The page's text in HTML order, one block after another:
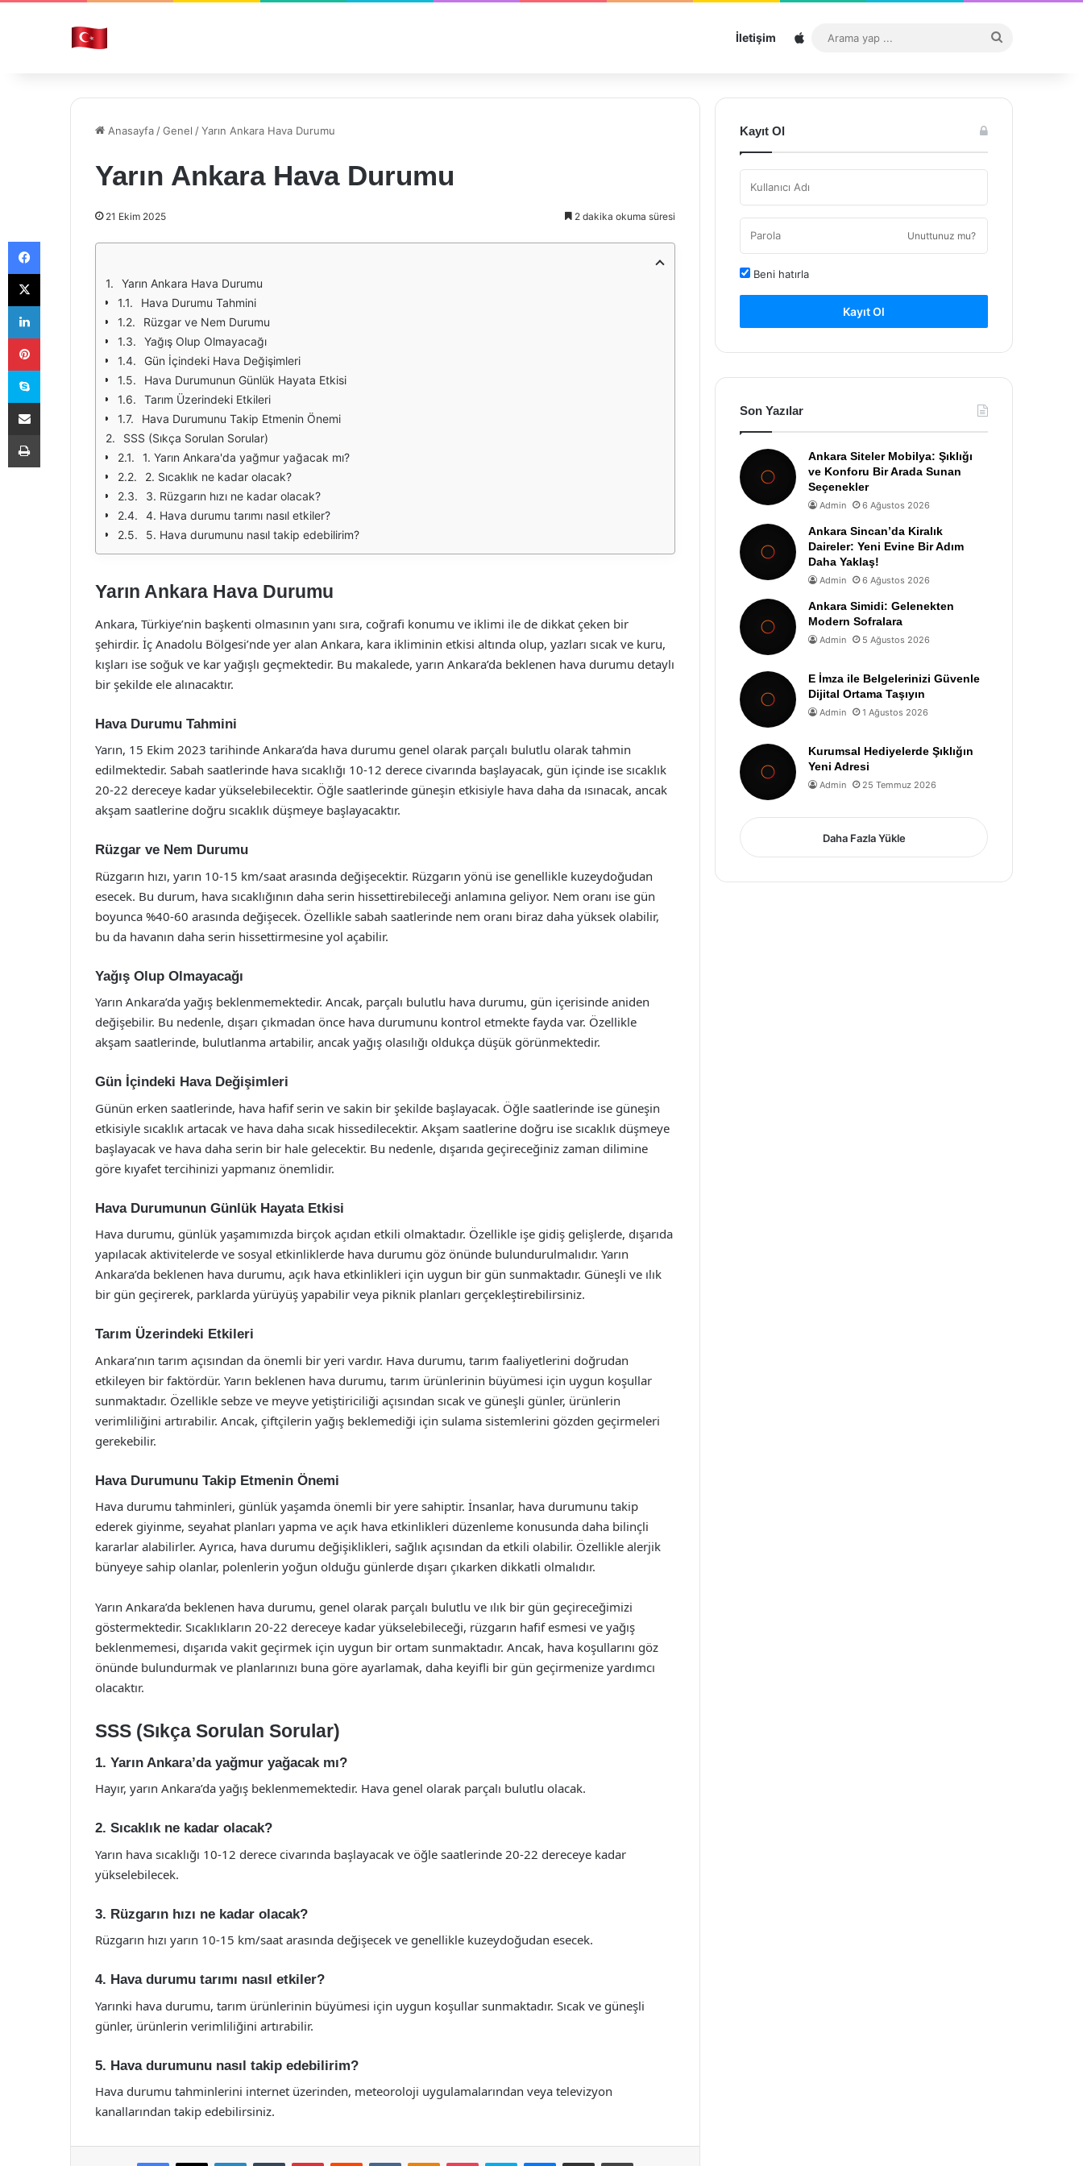
İletişim Sitemap
...
Anasayfa /Genel /Yarın Ankara Hava Durumu
Yarın Ankara Hava Durumu
21 Ekim 2025 2 dakika okuma süresi
Yarın Ankara Hava Durumu
Hava Durumu Tahmini
Rüzgar ve Nem Durumu
Yağış Olup Olmayacağı
Gün İçindeki Hava Değişimleri
Hava Durumunun Günlük Hayata Etkisi
Tarım Üzerindeki Etkileri
Hava Durumunu Takip Etmenin Önemi
SSS (Sıkça Sorulan Sorular)
1. Yarın Ankara'da yağmur yağacak mı?
2. Sıcaklık ne kadar olacak?
3. Rüzgarın hızı ne kadar olacak?
4. Hava durumu tarımı nasıl etkiler?
5. Hava durumunu nasıl takip edebilirim?
Yarın Ankara Hava Durumu
Ankara, Türkiye’nin başkenti olmasının yanı sıra, coğrafi konumu ve iklimi ile de dikkat çeken bir
şehirdir. İç Anadolu Bölgesi’nde yer alan Ankara, kara ikliminin etkisi altında olup, yazları sıcak ve kuru,
kışları ise soğuk ve kar yağışlı geçmektedir. Bu makalede, yarın Ankara’da beklenen hava durumu detaylı
bir şekilde ele alınacaktır.
Hava Durumu Tahmini
Yarın, 15 Ekim 2023 tarihinde Ankara’da hava durumu genel olarak parçalı bulutlu olarak tahmin
edilmektedir. Sabah saatlerinde hava sıcaklığı 10-12 derece civarında başlayacak, gün içinde ise sıcaklık
20-22 dereceye kadar yükselebilecektir. Öğle saatlerinde güneşin etkisiyle hava daha da ısınacak, ancak
akşam saatlerine doğru sıcaklık düşmeye başlayacaktır.
Rüzgar ve Nem Durumu
Rüzgarın hızı, yarın 10-15 km/saat arasında değişecektir. Rüzgarın yönü ise genellikle kuzeydoğudan
esecek. Bu durum, hava sıcaklığının daha serin hissettirebileceği anlamına geliyor. Nem oranı ise gün
boyunca %40-60 arasında değişecek. Özellikle sabah saatlerinde nem oranı biraz daha yüksek olabilir,
bu da havanın daha serin hissettirmesine yol açabilir.
Yağış Olup Olmayacağı
Yarın Ankara’da yağış beklenmemektedir. Ancak, parçalı bulutlu hava durumu, gün içerisinde aniden
değişebilir. Bu nedenle, dışarı çıkmadan önce hava durumunu kontrol etmekte fayda var. Özellikle
akşam saatlerinde, bulutlanma artabilir, ancak yağış olasılığı oldukça düşük görünmektedir.
Gün İçindeki Hava Değişimleri
Günün erken saatlerinde, hava hafif serin ve sakin bir şekilde başlayacak. Öğle saatlerinde ise güneşin
etkisiyle sıcaklık artacak ve hava daha sıcak hissedilecektir. Akşam saatlerine doğru ise sıcaklık düşmeye
başlayacak ve hava daha serin bir hale gelecektir. Bu nedenle, dışarıda geçireceğiniz zaman dilimine
göre kıyafet tercihinizi yapmanız önemlidir.
Hava Durumunun Günlük Hayata Etkisi
Hava durumu, günlük yaşamımızda birçok açıdan etkili olmaktadır. Özellikle işe gidiş gelişlerde, dışarıda
yapılacak aktivitelerde ve sosyal etkinliklerde hava durumu göz önünde bulundurulmalıdır. Yarın
Ankara’da beklenen hava durumu, açık hava etkinlikleri için uygun bir gün sunmaktadır. Güneşli ve ılık
bir gün geçirerek, parklarda yürüyüş yapabilir veya piknik planları gerçekleştirebilirsiniz.
Tarım Üzerindeki Etkileri
Ankara’nın tarım açısından da önemli bir yeri vardır. Hava durumu, tarım faaliyetlerini doğrudan
etkileyen bir faktördür. Yarın beklenen hava durumu, tarım ürünlerinin büyümesi için uygun koşullar
sunmaktadır. Özellikle sebze ve meyve yetiştiriciliği açısından sıcak ve güneşli günler, ürünlerin
verimliliğini artırabilir. Ancak, çiftçilerin yağış beklemediği için sulama sistemlerini gözden geçirmeleri
gerekebilir.
Hava Durumunu Takip Etmenin Önemi
Hava durumu tahminleri, günlük yaşamda önemli bir yere sahiptir. İnsanlar, hava durumunu takip
ederek giyinme, seyahat planları yapma ve açık hava etkinlikleri düzenleme konusunda daha bilinçli
kararlar alabilirler. Ayrıca, hava durumu değişiklikleri, sağlık açısından da etkili olabilir. Özellikle alerjik
bünyeye sahip olanlar, polenlerin yoğun olduğu günlerde dışarı çıkarken dikkatli olmalıdır.
Yarın Ankara’da beklenen hava durumu, genel olarak parçalı bulutlu ve ılık bir gün geçireceğimizi
göstermektedir. Sıcaklıkların 20-22 dereceye kadar yükselebileceği, rüzgarın hafif esmesi ve yağış
beklenmemesi, dışarıda vakit geçirmek için uygun bir ortam sunmaktadır. Ancak, hava koşullarını göz
önünde bulundurmak ve planlarınızı buna göre ayarlamak, daha keyifli bir gün geçirmenize yardımcı
olacaktır.
SSS (Sıkça Sorulan Sorular)
1. Yarın Ankara’da yağmur yağacak mı?
Hayır, yarın Ankara’da yağış beklenmemektedir. Hava genel olarak parçalı bulutlu olacak.
2. Sıcaklık ne kadar olacak?
Yarın hava sıcaklığı 10-12 derece civarında başlayacak ve öğle saatlerinde 20-22 dereceye kadar
yükselebilecek.
3. Rüzgarın hızı ne kadar olacak?
Rüzgarın hızı yarın 10-15 km/saat arasında değişecek ve genellikle kuzeydoğudan esecek.
4. Hava durumu tarımı nasıl etkiler?
Yarınki hava durumu, tarım ürünlerinin büyümesi için uygun koşullar sunmaktadır. Sıcak ve güneşli
günler, ürünlerin verimliliğini artırabilir.
5. Hava durumunu nasıl takip edebilirim?
Hava durumu tahminlerini internet üzerinden, meteoroloji uygulamalarından veya televizyon
kanallarından takip edebilirsiniz.
Facebook
X LinkedInTumblr PinterestReddit VKontakteOdnoklassniki
Pocket Skype Messenger
E-Posta ile paylaş Yazdır
Kayıt Ol
Unuttunuz mu?
Beni hatırla
Kayıt Ol
Son Yazılar
Ankara Siteler Mobilya: Şıklığı
ve Konforu Bir Arada Sunan
Seçenekler
Admin 6 Ağustos 2026
Ankara Sincan’da Kiralık
Daireler: Yeni Evine Bir Adım
Daha Yaklaş!
Admin 6 Ağustos 2026
Ankara Simidi: Gelenekten
Modern Sofralara
Admin 5 Ağustos 2026
E İmza ile Belgelerinizi Güvenle
Dijital Ortama Taşıyın
Admin 1 Ağustos 2026
Kurumsal Hediyelerde Şıklığın
Yeni Adresi
Admin 25 Temmuz 2026
Daha Fazla Yükle
Facebook
X
LinkedIn
Pinterest
Skype
E-Posta ile paylaş